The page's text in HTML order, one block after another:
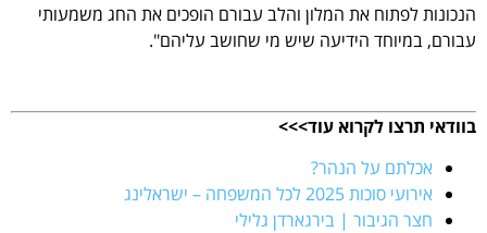
הנכונות לפתוח את המלון והלב עבורם הופכים את החג משמעותי
עבורם, במיוחד הידיעה שיש מי שחושב עליהם".
בוודאי תרצו לקרוא עוד>>>
אכלתם על הנהר?
אירועי סוכות 2025 לכל המשפחה – ישראלינג
חצר הגיבור | בירגארדן גלילי